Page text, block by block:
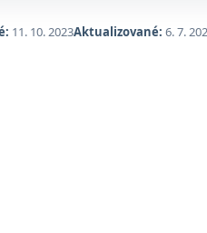
Google
11. 10. 2023Aktualizované: 6. 7.